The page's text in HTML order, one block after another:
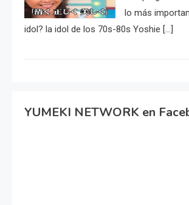
lo más
idol? la idol de los 70s-80s Yoshie […]
YUMEKI NETWORK en